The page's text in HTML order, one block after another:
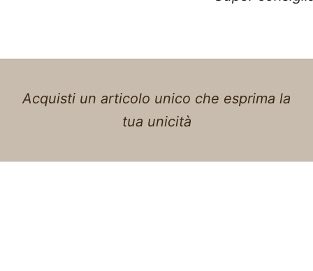
Acquisti un articolo unico che esprima la
tua unicità